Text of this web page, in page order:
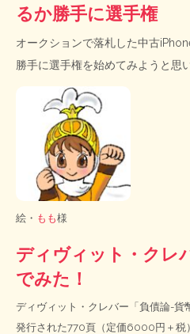
るか勝手に選手権
オークションで落札した中古
勝手に選手権を始めてみようと思
絵・ もも様
ディヴィット・クレ
でみた！
ディヴィット・クレバー「負債論-
発行された770頁（定価6000円＋税